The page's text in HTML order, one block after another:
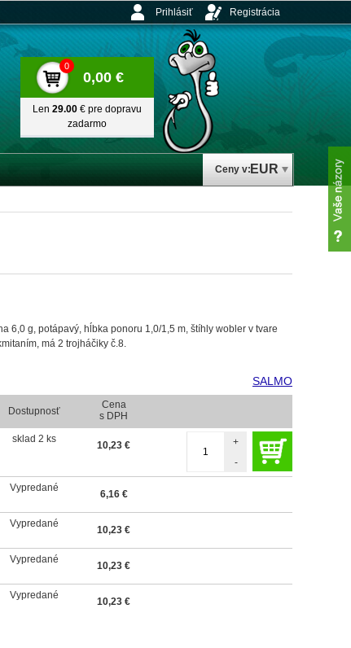
Ceny v: EUR
Prihlásiť Registrácia
0
0,00 €
Len 29.00 € pre dopravu
zadarmo
6,0 g, potápavý, hĺbka ponoru 1,0/1,5 m, štíhly wobler v tvare
má 2 trojháčiky č.8.
SALMO
Dostupnosť
Cena
s DPH
sklad 2 ks
10,23 €
-
+
Vypredané
6,16 €
Vypredané
10,23 €
Vypredané
10,23 €
Vypredané
10,23 €